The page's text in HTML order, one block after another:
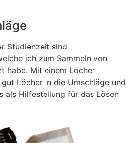
Studienzeit sind
ich zum Sammeln von
habe. Mit einem Locher
Löcher in die Umschläge und
als Hilfestellung für das Lösen